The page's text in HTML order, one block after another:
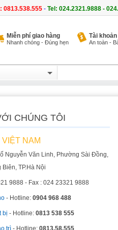
0813.538.555 - Tel: 024.2321.9888 -
Miễn phí giao hàng
Nhanh chóng - Đúng hẹn
Tài
An toàn -
CHÚNG TÔI
VIỆT NAM
Nguyễn Văn Linh, Phường Sài Đồng,
Biên, TP.Hà Nội
9888 - Fax : 024 23321 9888
- Hotline: 0904 968 488
bị - Hotline: 0813 538 555
trì - Hotline: 0813.58.555